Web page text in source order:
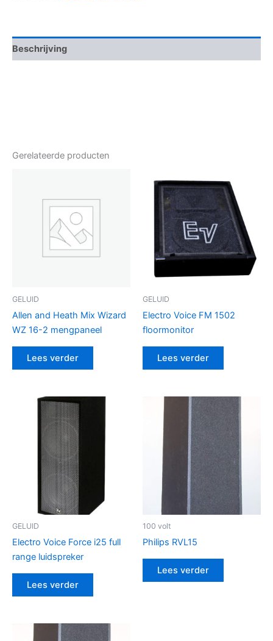
Beschrijving
Gerelateerde producten
GELUID
Allen and Heath Mix Wizard
WZ 16-2 mengpaneel
Lees verder
GELUID
Electro Voice FM 1502
floormonitor
Lees verder
GELUID
Electro Voice Force i25 full
range luidspreker
Lees verder
100 volt
Philips RVL15
Lees verder